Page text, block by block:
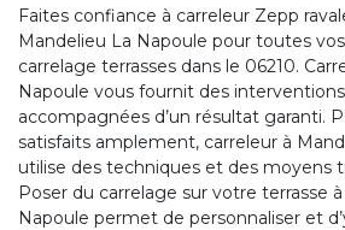
Faites confiance à carreleur Zepp
Mandelieu La Napoule pour toutes
carrelage terrasses dans le 06210.
Napoule vous fournit des
accompagnées d’un résultat garanti.
satisfaits amplement, carreleur à
utilise des techniques et des moyens
Poser du carrelage sur votre terrasse
Napoule permet de personnaliser et